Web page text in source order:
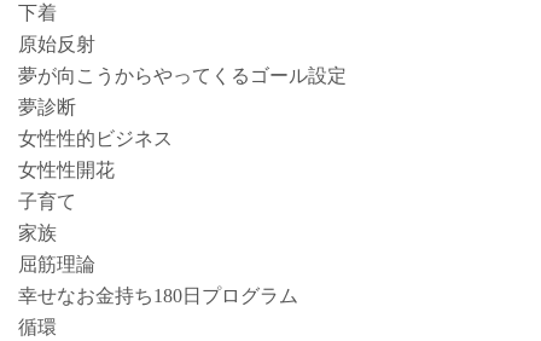
下着
原始反射
夢が向こうからやってくるゴール設定
夢診断
女性性的ビジネス
女性性開花
子育て
家族
屈筋理論
幸せなお金持ち180日プログラム
循環